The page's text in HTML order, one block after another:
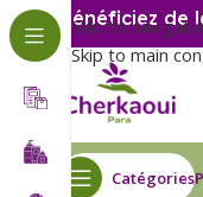
Skip to
Skip to main
Bénéficiez
Catégories